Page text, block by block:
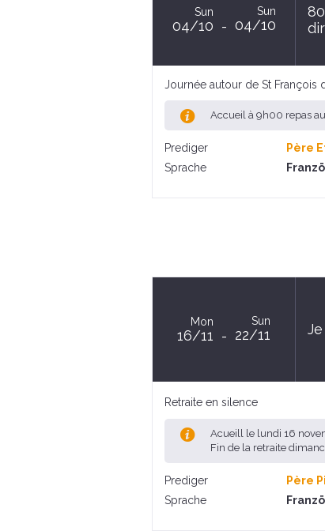
Sun
04/10
Sun
04/10
Journée autour de St François
Accueil à 9h00 repas
Prediger
Père
Sprache
Mon
16/11
Sun
22/11
Retraite en silence
Acueill le lundi 16
Fin de la retraite
Prediger
Père
Sprache